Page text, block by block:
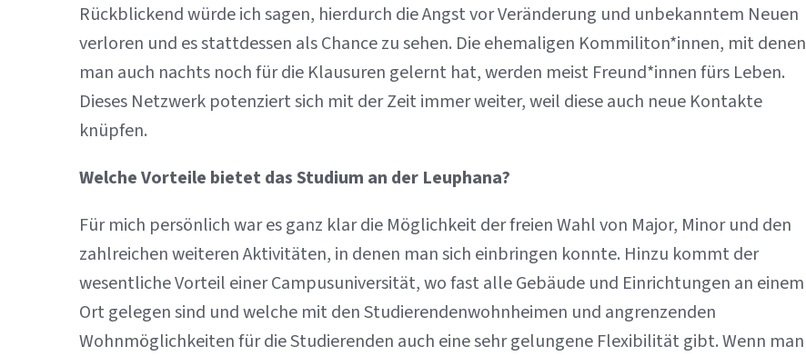
Rückblickend würde ich sagen, hierdurch die Angst vor Veränderung und unbekanntem Neuen
verloren und es stattdessen als Chance zu sehen. Die ehemaligen Kommiliton*innen, mit denen
man auch nachts noch für die Klausuren gelernt hat, werden meist Freund*innen fürs Leben.
Dieses Netzwerk potenziert sich mit der Zeit immer weiter, weil diese auch neue Kontakte
knüpfen.
Welche Vorteile bietet das Studium an der Leuphana?
Für mich persönlich war es ganz klar die Möglichkeit der freien Wahl von Major, Minor und den
zahlreichen weiteren Aktivitäten, in denen man sich einbringen konnte. Hinzu kommt der
wesentliche Vorteil einer Campusuniversität, wo fast alle Gebäude und Einrichtungen an einem
Ort gelegen sind und welche mit den Studierendenwohnheimen und angrenzenden
Wohnmöglichkeiten für die Studierenden auch eine sehr gelungene Flexibilität gibt. Wenn man